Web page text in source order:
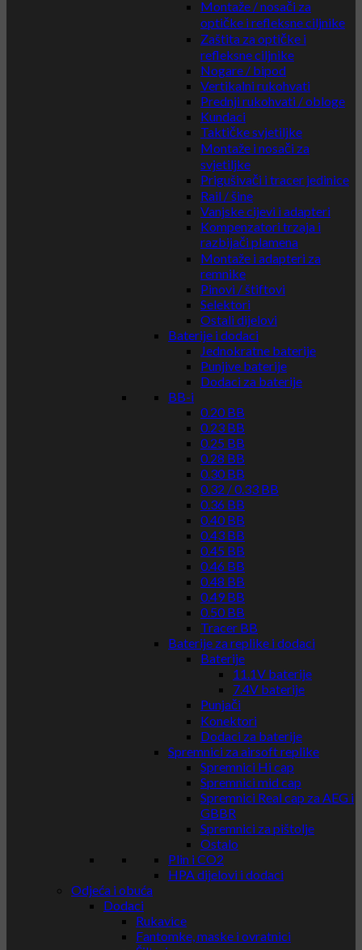
Montaže / nosači za
optičke i refleksne ciljnike
Zaštita za optičke i
refleksne ciljnike
Nogare / bipod
Vertikalni rukohvati
Prednji rukohvati / obloge
Kundaci
Taktičke svjetiljke
Montaže i nosači za
svjetiljke
Prigušivači i tracer jedinice
Rail / šine
Vanjske cijevi i adapteri
Kompenzatori trzaja i
razbijači plamena
Montaže i adapteri za
remnike
Pinovi / štiftovi
Selektori
Ostali dijelovi
Baterije i dodaci
Jednokratne baterije
Punjive baterije
Dodaci za baterije
BB-i
0.20 BB
0.23 BB
0.25 BB
0.28 BB
0.30 BB
0.32 / 0.33 BB
0.36 BB
0.40 BB
0.43 BB
0.45 BB
0.46 BB
0.48 BB
0.49 BB
0.50 BB
Tracer BB
Baterije za replike i dodaci
Baterije
11.1V baterije
7.4V baterije
Punjači
Konektori
Dodaci za baterije
Spremnici za airsoft replike
Spremnici Hi cap
Spremnici mid cap
Spremnici Real cap za AEG i
GBBR
Spremnici za pištolje
Ostalo
Plin i CO2
HPA dijelovi i dodaci
Odjeća i obuća
Dodaci
Rukavice
Fantomke, maske i ovratnici